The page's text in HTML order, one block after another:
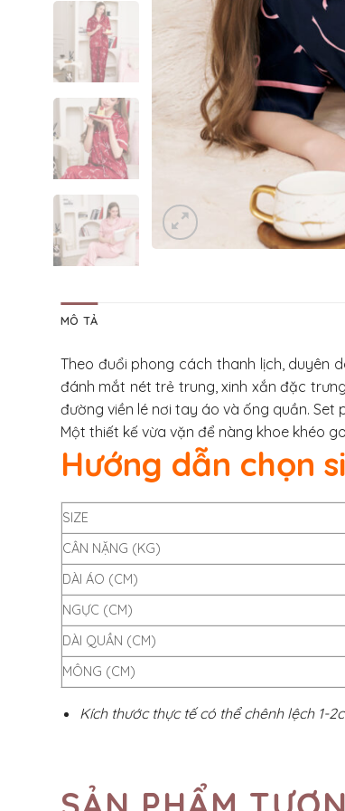
MÔ TẢ
Theo đuổi phong cách thanh lịch, duyên
đánh mắt nét trẻ trung, xinh xắn đặc
đường viền lé nơi tay áo và ống quần.
Một thiết kế vừa vặn để nàng khoe khéo
Hướng dẫn chọn
SIZE
CÂN NẶNG (KG)
DÀI ÁO (CM)
NGỰC (CM)
DÀI QUẦN (CM)
MÔNG (CM)
Kích thước thực tế có thể chênh lệch 1-